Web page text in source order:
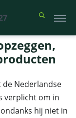
mag rekeningen
Nederlandse
verplicht om in
hij niet in